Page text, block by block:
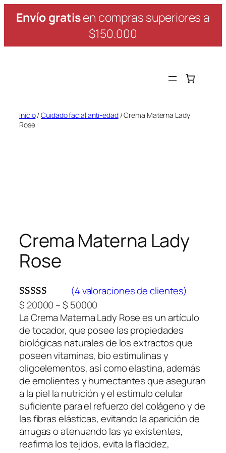
Envío gratisen compras superiores a
$150.000
Inicio/Cuidado facial anti-edad/ Crema Materna Lady
Rose
Crema Materna Lady
Rose
Valorado
con5.00de
5 en base a
4
valoraciones
de clientes
(4 valoraciones de clientes)
$ 20000 –$ 50000
a
n
g
o
d
e
p
r
e
c
i
La Crema Materna Lady Rose es un artículo
de tocador, que posee las propiedades
biológicas naturales de los extractos que
poseen vitaminas, bio estimulinas y
oligoelementos, así como elastina, además
de emolientes y humectantes que aseguran
a la piel la nutrición y el estimulo celular
suficiente para el refuerzo del colágeno y de
las fibras elásticas, evitando la aparición de
arrugas o atenuando las ya existentes,
reafirma los tejidos, evita la flacidez,